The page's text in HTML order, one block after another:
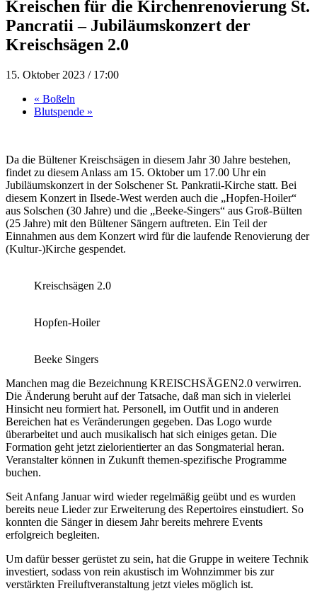
Kreischen für die Kirchenrenovierung St.
Pancratii – Jubiläumskonzert der
Kreischsägen 2.0
15. Oktober 2023 / 17:00
« Boßeln
Blutspende »
Da die Bültener Kreischsägen in diesem Jahr 30 Jahre bestehen,
findet zu diesem Anlass am 15. Oktober um 17.00 Uhr ein
Jubiläumskonzert in der Solschener St. Pankratii-Kirche statt. Bei
diesem Konzert in Ilsede-West werden auch die „Hopfen-Hoiler“
aus Solschen (30 Jahre) und die „Beeke-Singers“ aus Groß-Bülten
(25 Jahre) mit den Bültener Sängern auftreten. Ein Teil der
Einnahmen aus dem Konzert wird für die laufende Renovierung der
(Kultur-)Kirche gespendet.
Kreischsägen 2.0
Hopfen-Hoiler
Beeke Singers
Manchen mag die Bezeichnung KREISCHSÄGEN2.0 verwirren.
Die Änderung beruht auf der Tatsache, daß man sich in vielerlei
Hinsicht neu formiert hat. Personell, im Outfit und in anderen
Bereichen hat es Veränderungen gegeben. Das Logo wurde
überarbeitet und auch musikalisch hat sich einiges getan. Die
Formation geht jetzt zielorientierter an das Songmaterial heran.
Veranstalter können in Zukunft themen-spezifische Programme
buchen.
Seit Anfang Januar wird wieder regelmäßig geübt und es wurden
bereits neue Lieder zur Erweiterung des Repertoires einstudiert. So
konnten die Sänger in diesem Jahr bereits mehrere Events
erfolgreich begleiten.
Um dafür besser gerüstet zu sein, hat die Gruppe in weitere Technik
investiert, sodass von rein akustisch im Wohnzimmer bis zur
verstärkten Freiluftveranstaltung jetzt vieles möglich ist.